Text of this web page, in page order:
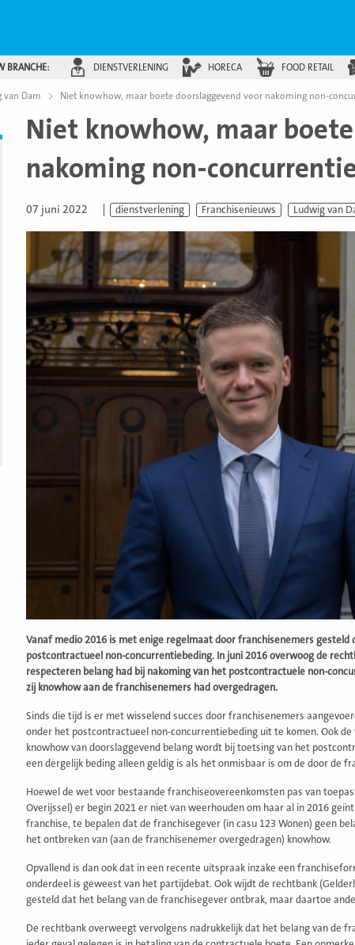
BRANCHE: DIENSTVERLENING HORECA FOOD RETAIL
van Dam Niet knowhow, maar boete doorslaggevend voor nakoming non-
Niet knowhow, maar
nakoming non-
07 juni 2022 dienstverlening Franchisenieuws Ludwig van
Vanaf medio 2016 is met enige regelmaat door franchisenemers
postcontractueel non-concurrentiebeding. In juni 2016 overwoog de
respecteren belang had bij nakoming van het postcontractuele non-
zij knowhow aan de franchisenemers had overgedragen.
Sinds die tijd is er met wisselend succes door franchisenemers
onder het postcontractueel non-concurrentiebeding uit te komen. Ook
knowhow van doorslaggevend belang wordt bij toetsing van het
een dergelijk beding alleen geldig is als het onmisbaar is om de door de
Hoewel de wet voor bestaande franchiseovereenkomsten pas van
Overijssel) er begin 2021 er niet van weerhouden om haar al in 2016
franchise, te bepalen dat de franchisegever (in casu 123 Wonen) geen
het ontbreken van (aan de franchisenemer overgedragen) knowhow.
Opvallend is dan ook dat in een recente uitspraak inzake een
onderdeel is geweest van het partijdebat. Ook wijdt de rechtbank
gesteld dat het belang van de franchisegever ontbrak, maar daartoe
De rechtbank overweegt vervolgens nadrukkelijk dat het belang van de